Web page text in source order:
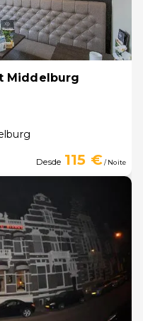
Middelburg
Desde 115 €/ Noite